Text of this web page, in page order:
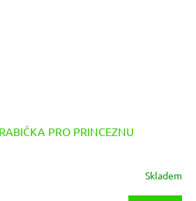
PRO PRINCEZNU
Skladem